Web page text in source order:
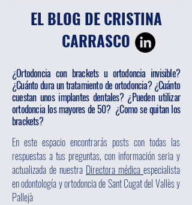
EL BLOG DE CRISTINA
CARRASCO
¿Ortodoncia con brackets u ortodoncia invisible?
¿Cuánto dura un tratamiento de ortodoncia? ¿Cuánto
cuestan unos implantes dentales? ¿Pueden utilizar
ortodoncia los mayores de 50? ¿Como se quitan los
brackets?
En este espacio encontrarás posts con todas las
respuestas a tus preguntas, con información seria y
actualizada de nuestra Directora médica especialista
en odontología y ortodoncia de Sant Cugat del Vallès y
Pallejà